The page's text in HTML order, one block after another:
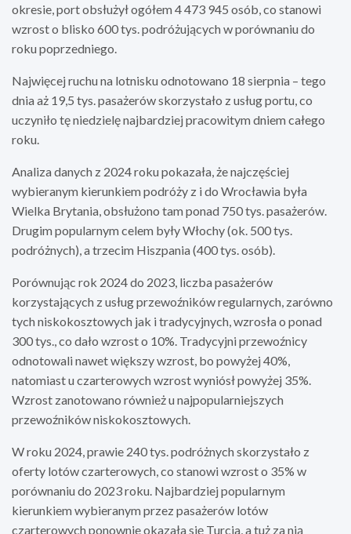
okresie, port obsłużył ogółem 4 473 945 osób, co stanowi
wzrost o blisko 600 tys. podróżujących w porównaniu do
roku poprzedniego.
Najwięcej ruchu na lotnisku odnotowano 18 sierpnia – tego
dnia aż 19,5 tys. pasażerów skorzystało z usług portu, co
uczyniło tę niedzielę najbardziej pracowitym dniem całego
roku.
Analiza danych z 2024 roku pokazała, że najczęściej
wybieranym kierunkiem podróży z i do Wrocławia była
Wielka Brytania, obsłużono tam ponad 750 tys. pasażerów.
Drugim popularnym celem były Włochy (ok. 500 tys.
podróżnych), a trzecim Hiszpania (400 tys. osób).
Porównując rok 2024 do 2023, liczba pasażerów
korzystających z usług przewoźników regularnych, zarówno
tych niskokosztowych jak i tradycyjnych, wzrosła o ponad
300 tys., co dało wzrost o 10%. Tradycyjni przewoźnicy
odnotowali nawet większy wzrost, bo powyżej 40%,
natomiast u czarterowych wzrost wyniósł powyżej 35%.
Wzrost zanotowano również u najpopularniejszych
przewoźników niskokosztowych.
W roku 2024, prawie 240 tys. podróżnych skorzystało z
oferty lotów czarterowych, co stanowi wzrost o 35% w
porównaniu do 2023 roku. Najbardziej popularnym
kierunkiem wybieranym przez pasażerów lotów
czarterowych ponownie okazała się Turcja, a tuż za nią